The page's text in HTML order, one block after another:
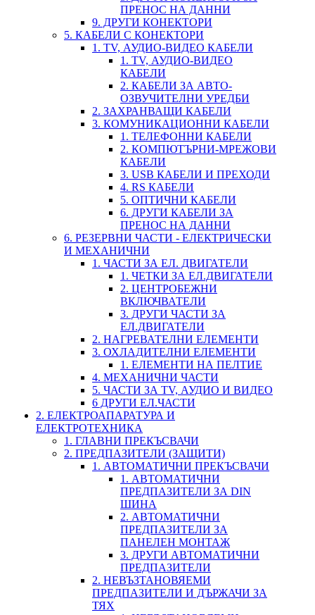
ПРЕНОС НА ДАННИ
9. ДРУГИ КОНЕКТОРИ
5. КАБЕЛИ С КОНЕКТОРИ
1. TV, АУДИО-ВИДЕО КАБЕЛИ
1. TV, АУДИО-ВИДЕО
КАБЕЛИ
2. КАБЕЛИ ЗА АВТО-
ОЗВУЧИТЕЛНИ УРЕДБИ
2. ЗАХРАНВАЩИ КАБЕЛИ
3. КОМУНИКАЦИОННИ КАБЕЛИ
1. ТЕЛЕФОННИ КАБЕЛИ
2. КОМПЮТЪРНИ-МРЕЖОВИ
КАБЕЛИ
3. USB КАБЕЛИ И ПРЕХОДИ
4. RS КАБЕЛИ
5. ОПТИЧНИ КАБЕЛИ
6. ДРУГИ КАБЕЛИ ЗА
ПРЕНОС НА ДАННИ
6. РЕЗЕРВНИ ЧАСТИ - ЕЛЕКТРИЧЕСКИ
И МЕХАНИЧНИ
1. ЧАСТИ ЗА ЕЛ. ДВИГАТЕЛИ
1. ЧЕТКИ ЗА ЕЛ.ДВИГАТЕЛИ
2. ЦЕНТРОБЕЖНИ
ВКЛЮЧВАТЕЛИ
3. ДРУГИ ЧАСТИ ЗА
ЕЛ.ДВИГАТЕЛИ
2. НАГРЕВАТЕЛНИ ЕЛЕМЕНТИ
3. ОХЛАДИТЕЛНИ ЕЛЕМЕНТИ
1. ЕЛЕМЕНТИ НА ПЕЛТИЕ
4. МЕХАНИЧНИ ЧАСТИ
5. ЧАСТИ ЗА TV, АУДИО И ВИДЕО
6 ДРУГИ ЕЛ.ЧАСТИ
2. ЕЛЕКТРОАПАРАТУРА И
ЕЛЕКТРОТЕХНИКА
1. ГЛАВНИ ПРЕКЪСВАЧИ
2. ПРЕДПАЗИТЕЛИ (ЗАЩИТИ)
1. АВТОМАТИЧНИ ПРЕКЪСВАЧИ
1. АВТОМАТИЧНИ
ПРЕДПАЗИТЕЛИ ЗА DIN
ШИНА
2. АВТОМАТИЧНИ
ПРЕДПАЗИТЕЛИ ЗА
ПАНЕЛЕН МОНТАЖ
3. ДРУГИ АВТОМАТИЧНИ
ПРЕДПАЗИТЕЛИ
2. НЕВЪЗТАНОВЯЕМИ
ПРЕДПАЗИТЕЛИ И ДЪРЖАЧИ ЗА
ТЯХ